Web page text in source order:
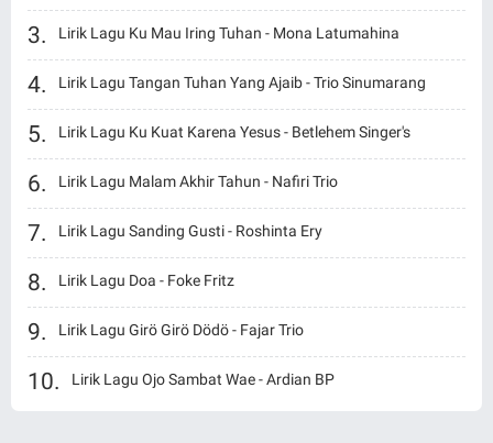
Lirik Lagu Ku Mau Iring Tuhan - Mona Latumahina
Lirik Lagu Tangan Tuhan Yang Ajaib - Trio Sinumarang
Lirik Lagu Ku Kuat Karena Yesus - Betlehem Singer's
Lirik Lagu Malam Akhir Tahun - Nafiri Trio
Lirik Lagu Sanding Gusti - Roshinta Ery
Lirik Lagu Doa - Foke Fritz
Lirik Lagu Girö Girö Dödö - Fajar Trio
Lirik Lagu Ojo Sambat Wae - Ardian BP